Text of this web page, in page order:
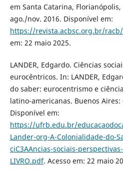
em Santa Catarina, Florianópolis,
ago./nov. 2016. Disponível em:
https://revista.acbsc.org.br/
em: 22 maio 2025.
LANDER, Edgardo. Ciências
eurocêntricos. In: LANDER,
do saber: eurocentrismo e
latino-americanas. Buenos Aires:
Disponível em:
https://ufrb.edu.br/
Lander-org-A-Colonialidade-do-
ciC3AAncias-sociais-
LIVRO.pdf. Acesso em: 22 maio